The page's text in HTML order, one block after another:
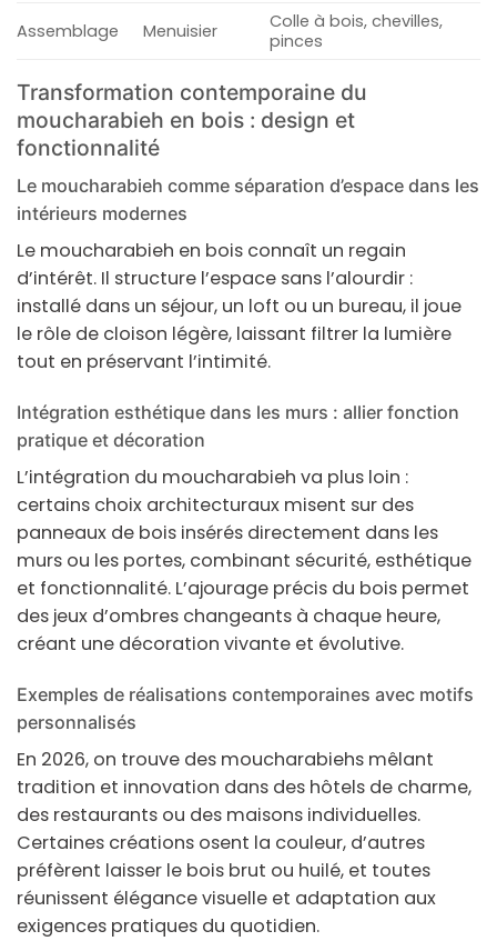
Assemblage Menuisier
Colle à bois, chevilles,
pinces
Transformation contemporaine du
moucharabieh en bois : design et
fonctionnalité
Le moucharabieh comme séparation d’espace dans les
intérieurs modernes
Le moucharabieh en bois connaît un regain
d’intérêt. Il structure l’espace sans l’alourdir :
installé dans un séjour, un loft ou un bureau, il joue
le rôle de cloison légère, laissant filtrer la lumière
tout en préservant l’intimité.
Intégration esthétique dans les murs : allier fonction
pratique et décoration
L’intégration du moucharabieh va plus loin :
certains choix architecturaux misent sur des
panneaux de bois insérés directement dans les
murs ou les portes, combinant sécurité, esthétique
et fonctionnalité. L’ajourage précis du bois permet
des jeux d’ombres changeants à chaque heure,
créant une décoration vivante et évolutive.
Exemples de réalisations contemporaines avec motifs
personnalisés
En 2026, on trouve des moucharabiehs mêlant
tradition et innovation dans des hôtels de charme,
des restaurants ou des maisons individuelles.
Certaines créations osent la couleur, d’autres
préfèrent laisser le bois brut ou huilé, et toutes
réunissent élégance visuelle et adaptation aux
exigences pratiques du quotidien.